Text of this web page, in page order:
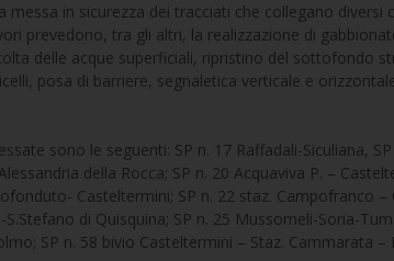
messa in sicurezza dei tracciati che collegano
prevedono, tra gli altri, la realizzazione di
delle acque superficiali, ripristino del sottofondo
posa di barriere, segnaletica verticale e
sono le seguenti: SP n. 17 Raffadali-Siculiana,
della Rocca; SP n. 20 Acquaviva P. –
Casteltermini; SP n. 22 staz. Campofranco –
di Quisquina; SP n. 25 Mussomeli-Soria-
SP n. 58 bivio Casteltermini – Staz. Cammarata